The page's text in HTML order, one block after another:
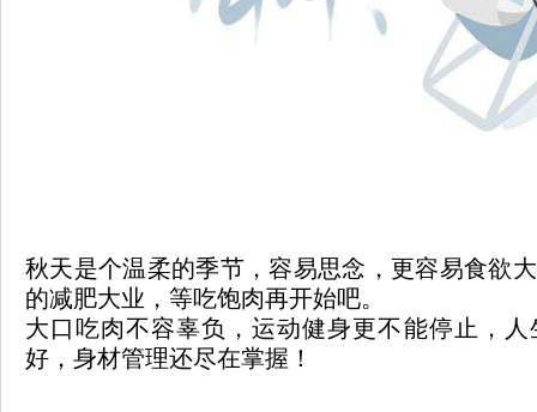
秋天是个温柔的季节，容易思念，更容易食欲
的减肥大业，等吃饱肉再开始吧。
大口吃肉不容辜负，运动健身更不能停止，
好，身材管理还尽在掌握！